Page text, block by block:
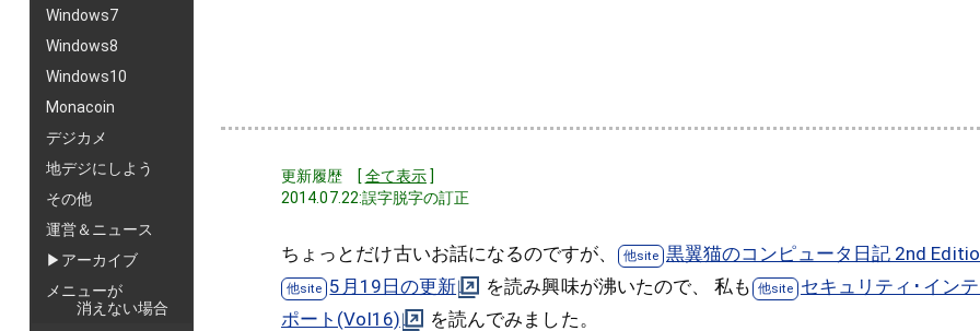
Windows7
Windows8
Windows10
Monacoin
デジカメ
地デジにしよう
その他
運営＆ニュース
▶アーカイブ
メニューが
消えない場合
更新履歴 [ 全て表示]
2014.07.22:誤字脱字の訂正
ちょっとだけ古いお話になるのですが、
黒翼猫のコンピュータ日記 2nd
5月19日の更新
を読み興味が沸いたので、 私も
セキュリティ･イン
ポート(Vol16)
を読んでみました。